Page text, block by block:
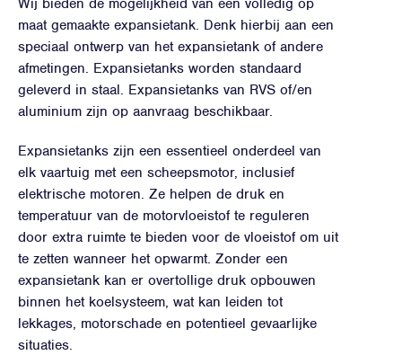
maat gemaakte expansietank. Denk hierbij aan een
speciaal ontwerp van het expansietank of andere
afmetingen. Expansietanks worden standaard
geleverd in staal. Expansietanks van RVS of/en
aluminium zijn op aanvraag beschikbaar.
Expansietanks zijn een essentieel onderdeel van
elk vaartuig met een scheepsmotor, inclusief
elektrische motoren. Ze helpen de druk en
temperatuur van de motorvloeistof te reguleren
door extra ruimte te bieden voor de vloeistof om uit
te zetten wanneer het opwarmt. Zonder een
expansietank kan er overtollige druk opbouwen
binnen het koelsysteem, wat kan leiden tot
lekkages, motorschade en potentieel gevaarlijke
situaties.